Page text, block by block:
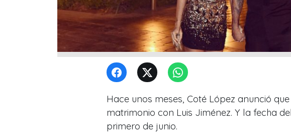
Hace unos meses, Coté López anunció
matrimonio con Luis Jiménez. Y la fecha
primero de junio.